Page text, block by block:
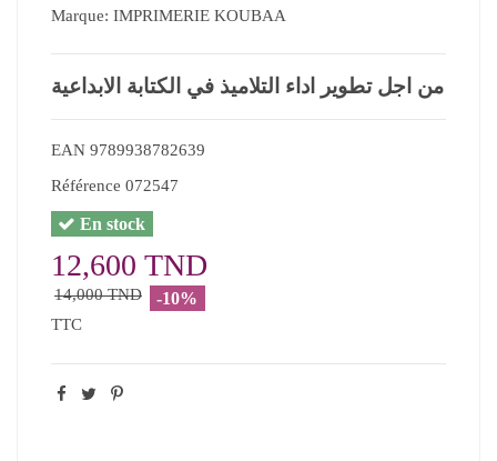
Marque: IMPRIMERIE KOUBAA
من اجل تطوير اداء التلاميذ في الكتابة الابداعية
EAN 9789938782639
Référence 072547
En stock
12,600 TND
14,000 TND -10%
TTC